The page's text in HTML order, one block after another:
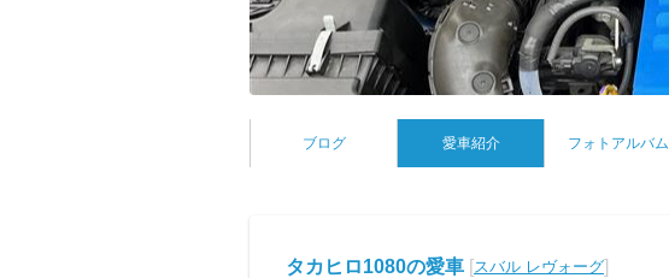
ブログ 愛車紹介 フォトアルバム
タカヒロ1080の愛車 [スバル レヴォーグ]